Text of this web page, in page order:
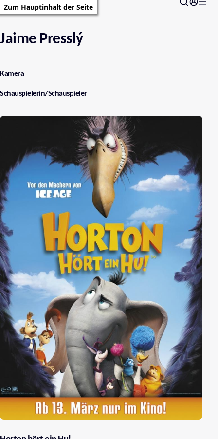
Zum Hauptinhalt der Seite
Jaime Presslý
Kamera
Schauspielerin/Schauspieler